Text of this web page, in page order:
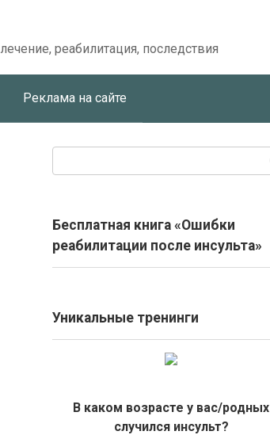
реабилитация, последствия
Реклама на сайте
Бесплатная книга «Ошибки
реабилитации после инсульта»
Уникальные тренинги
В каком возрасте у вас/родных
случился инсульт?